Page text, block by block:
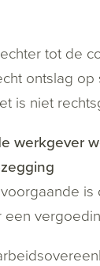
tot de
ontslag op
is niet
werkgever